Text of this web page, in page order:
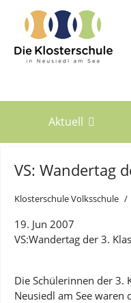
Aktuell
VS: Wandertag
Klosterschule Volksschule
19. Jun 2007
VS:Wandertag der 3.
Die Schülerinnen der 3.
Neusiedl am See waren